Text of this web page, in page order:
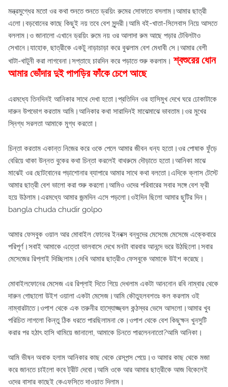
মন্ত্রমুগ্ধের মতো ওর কথা শুনতে শুনতে ড্রয়িং রুমের সোফাতে বসলাম।আমার ছাত্রী
এলো।বড়বোনের কাছে কিছুই নয় তবে বেশ সুন্দরী।আমি বই-খাতা-সিলেবাস নিয়ে আসতে
বললাম।ও জানালো এখানে ড্রয়িং রুমে নয় ওর আলাদা রুম আছে পড়ার টেবিলটাও
সেখানে।যাহোক, ছাত্রীকে একটু নাড়াচাড়া করে বুঝলাম বেশ মেধাবী সে।আমার বেশী
খাটা-খাটুনী করা লাগবেনা।সপ্তাহে চারদিন করে পড়াতে শুরু করলাম।শ্বশুরের ধোন
আমার ভোঁদার দুই পাপড়ির ফাঁকে চেপে আছে
এরমধ্যে তিনদিনই আনিকার সাথে দেখা হতো।প্রতিদিন ওর হাসিমুখ দেখে ঘরে ঢোকাটাকে
দারুন উপভোগ করতাম আমি।আনিকার কথা সারাদিনই মাঝেমাঝে ভাবতাম।ওর মুখের
স্নিগ্ধ সরলতা আমাকে মুগ্ধ করতো।
চিন্তা করতাম একান্ত নিজের করে ওকে পেলে আমার জীবন ধন্য হতো।ওর পোষাক ফুঁড়ে
বেরিয়ে থাকা উন্নত বুকের কথা চিন্তা করলেই বাথরুমে দৌড়াতে হতো।আনিকা মাঝে
মাঝেই ওর ছোটবোনের পড়াশোনার ব্যাপারে আমার সাথে কথা বলতো।এদিকে ক্লাস টেস্টে
আমার ছাত্রী বেশ ভালো করা শুরু করলো।আমিও ওদের পরিবারের সবার সঙ্গে বেশ ফ্রী
হয়ে উঠলাম।এরমধ্যে আমার জন্মদিন এসে পড়লো।ওইদিন ছিলো আমার ছুটির দিন।
bangla chuda chudir golpo
আমার ফেসবুক ওয়াল আর মোবাইল ফোনের ইনবক্স বন্ধুদের মেসেজে মেসেজে এক্কেবারে
পরিপূর্ণ।সবাই আমাকে এত্তো ভালবাসে দেখে মনটা বারবার আনন্দে ভরে উঠছিলো।সবার
মেসেজের রিপ্লাই দিচ্ছিলাম।দেখি আমার ছাত্রীও ফেসবুকে আমাকে উইশ করেছে।
মোবাইলফোনের মেসেজ এর রিপ্লাই দিতে গিয়ে দেখলাম একটা আননোন রবি নাম্বার থেকে
দারুন গোছালো উইশ ওয়ালা একটা মেসেজ।আমি কৌতুহলবশতঃ কল করলাম ওই
নাম্বারটাতে।ওপাশ থেকে এক তরুনীর হাস্যোজ্জ্বল কন্ঠস্বর ভেসে আসলো।আমার খুব
পরিচিত লাগলো কিন্তু ঠিক ধরতে পারছিলামনা কে।ওপাশ থেকে বেশ কিছুক্ষন খুনসুটি
করার পর হঠাৎ হাসি থামিয়ে জানালো, আমাকে চিনতে পারলেননাতো?আমি আনিকা।
আমি ভীষন অবাক হলাম আনিকার কাছ থেকে রেসপন্স পেয়ে।ও আমার কাছ থেকে মজা
করে জানতে চাইলো কবে ট্রীট দেবো।আমি ওকে আর আমার ছাত্রীকে আজ বিকেলেই
ওদের বাসার কাছেই কেএফসিতে দাওয়াত দিলাম।